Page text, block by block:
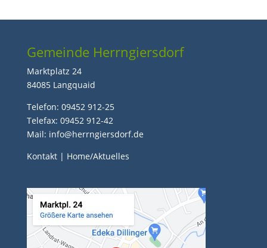
Gemeinde Herrngiersdorf
Marktplatz 24
84085 Langquaid
Telefon: 09452 912-25
Telefax: 09452 912-42
Mail: info@herrngiersdorf.de
Kontakt| Home/Aktuelles